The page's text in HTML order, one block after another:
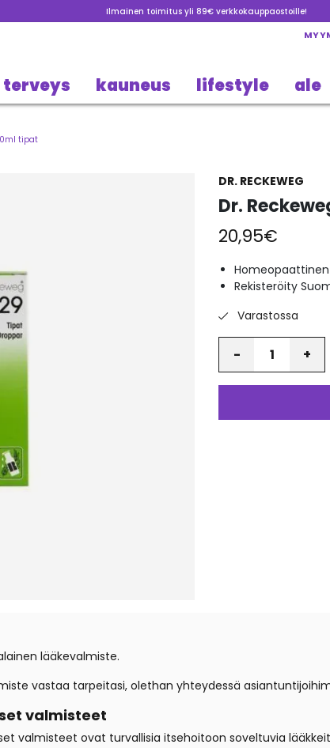
Ilmainen toimitus yli 89€ verkkokauppaostoille!
terveys kauneus lifestyle ale
tipat
DR. RECKEWEG
Dr.
20,95€
Rekisteröity
Varastossa
lääkevalmiste.
vastaa tarpeitasi, olethan yhteydessä
valmisteet
valmisteet ovat turvallisia itsehoitoon soveltuvia